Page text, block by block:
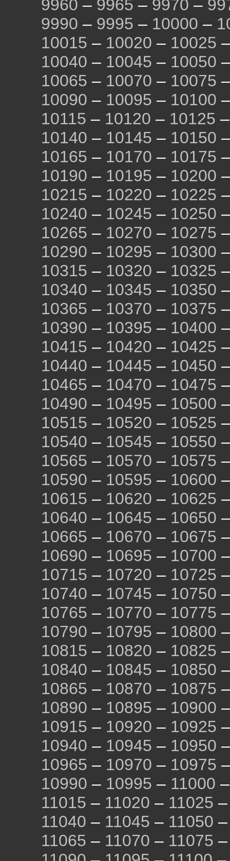
9960 – 9965 – 9970 –
9990 – 9995 – 10000 –
10015 – 10020 – 10025
10040 – 10045 – 10050
10065 – 10070 – 10075
10090 – 10095 – 10100
10115 – 10120 – 10125
10140 – 10145 – 10150
10165 – 10170 – 10175
10190 – 10195 – 10200
10215 – 10220 – 10225
10240 – 10245 – 10250
10265 – 10270 – 10275
10290 – 10295 – 10300
10315 – 10320 – 10325
10340 – 10345 – 10350
10365 – 10370 – 10375
10390 – 10395 – 10400
10415 – 10420 – 10425
10440 – 10445 – 10450
10465 – 10470 – 10475
10490 – 10495 – 10500
10515 – 10520 – 10525
10540 – 10545 – 10550
10565 – 10570 – 10575
10590 – 10595 – 10600
10615 – 10620 – 10625
10640 – 10645 – 10650
10665 – 10670 – 10675
10690 – 10695 – 10700
10715 – 10720 – 10725
10740 – 10745 – 10750
10765 – 10770 – 10775
10790 – 10795 – 10800
10815 – 10820 – 10825
10840 – 10845 – 10850
10865 – 10870 – 10875
10890 – 10895 – 10900
10915 – 10920 – 10925
10940 – 10945 – 10950
10965 – 10970 – 10975
10990 – 10995 – 11000
11015 – 11020 – 11025
11040 – 11045 – 11050
11065 – 11070 – 11075